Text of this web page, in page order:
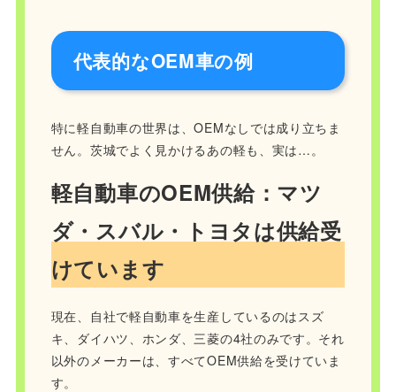
代表的なOEM車の例
特に軽自動車の世界は、OEMなしでは成り立ちま
せん。茨城でよく見かけるあの軽も、実は…。
軽自動車のOEM供給：マツ
ダ・スバル・トヨタは供給受
けています
現在、自社で軽自動車を生産しているのはスズ
キ、ダイハツ、ホンダ、三菱の4社のみです。それ
以外のメーカーは、すべてOEM供給を受けていま
す。